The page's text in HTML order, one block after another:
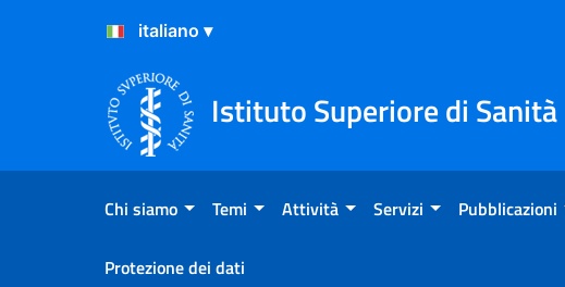
Salta al Contenuto
Salta al Footer
Istituto Superiore di Sanità
Chi siamo Temi Attività Servizi Pubblicazioni
Protezione dei dati